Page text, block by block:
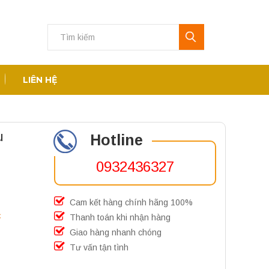
LIÊN HỆ
Hotline
0932436327
Cam kết hàng chính hãng 100%
Thanh toán khi nhận hàng
Giao hàng nhanh chóng
Tư vấn tận tình